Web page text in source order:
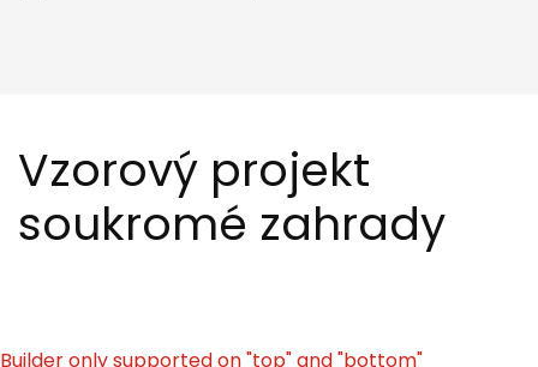
Vzorový projekt
soukromé zahrady
02
Builder only supported on "top" and "bottom"